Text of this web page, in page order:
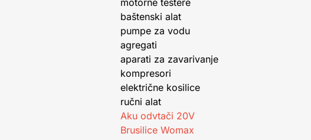
motorne testere
baštenski alat
pumpe za vodu
agregati
aparati za zavarivanje
kompresori
električne kosilice
ručni alat
Aku odvtači 20V
Brusilice Womax